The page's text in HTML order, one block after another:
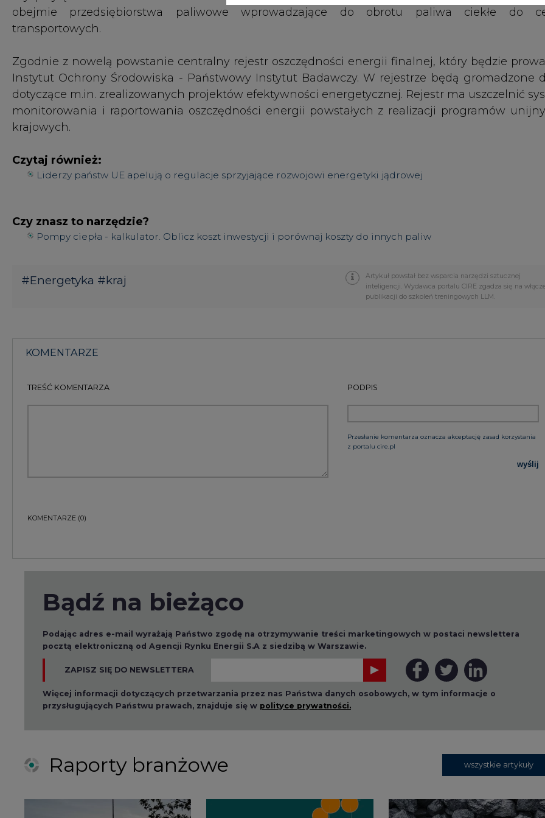
Czy znasz to narzędzie?
#Energetyka #kraj
inteligencji. Wydawca portalu CIRE zgadza się na
publikacji do szkoleń treningowych LLM.
KOMENTARZE
wyślij
Bądź na bieżąco
Podając adres e-mail wyrażają Państwo zgodę na otrzymywanie treści marketingowych w postaci newslettera
przysługujących Państwu prawach, znajduje się w
Raporty branżowe
2026-08-01 14:30
Czy na Górnym Śląsku
2026-08-01 13:00
Wyszedł ciekawy
2026-07-09 10:30